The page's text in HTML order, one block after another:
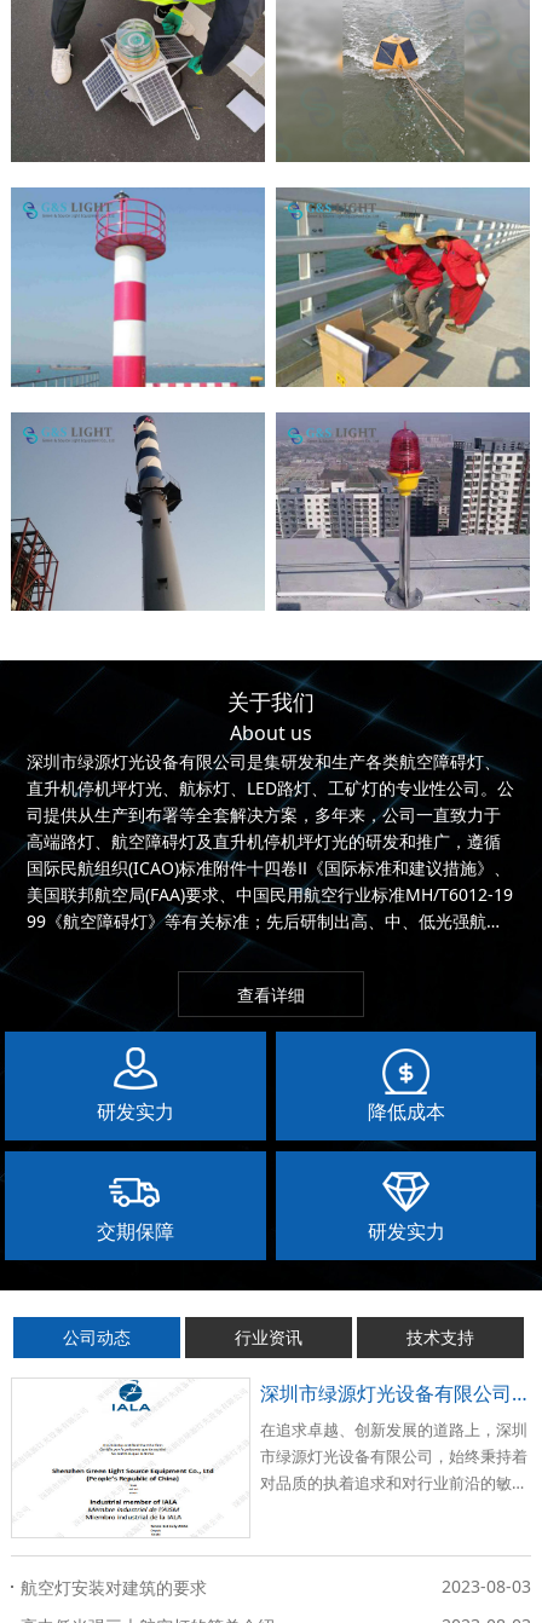
关于我们
About us
深圳市绿源灯光设备有限公司是集研发和生产各类航空障碍灯、
直升机停机坪灯光、航标灯、LED路灯、工矿灯的专业性公司。公
司提供从生产到布署等全套解决方案，多年来，公司一直致力于
高端路灯、航空障碍灯及直升机停机坪灯光的研发和推广，遵循
国际民航组织(ICAO)标准附件十四卷Ⅱ《国际标准和建议措施》、
美国联邦航空局(FAA)要求、中国民用航空行业标准MH/T6012-19
99《航空障碍灯》等有关标准；先后研制出高、中、低光强航空
查看详细
研发实力 降低成本
交期保障 研发实力
公司动态 行业资讯 技术支持
深圳市绿源灯光设备有限公司荣耀加入国际航标协会（IALA）
在追求卓越、创新发展的道路上，深圳
市绿源灯光设备有限公司，始终秉持着
对品质的执着追求和对行业前沿的敏锐
2023-08-03
航空灯安装对建筑的要求